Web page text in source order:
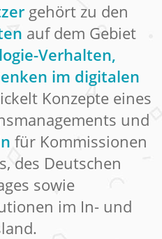
gehört zu den
auf dem Gebiet
Verhalten,
im digitalen
Konzepte eines
und
für Kommissionen
des Deutschen
sowie
im In- und